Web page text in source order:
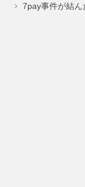
7pay事件が結